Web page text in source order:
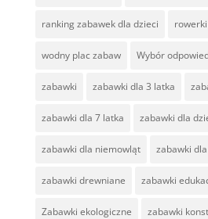
ranking zabawek dla dzieci rowerki
wodny plac zabaw Wybór
zabawki zabawki dla 3 latka
zabawki dla 7 latka zabawki dla
zabawki dla niemowląt zabawki
zabawki drewniane zabawki
Zabawki ekologiczne zabawki